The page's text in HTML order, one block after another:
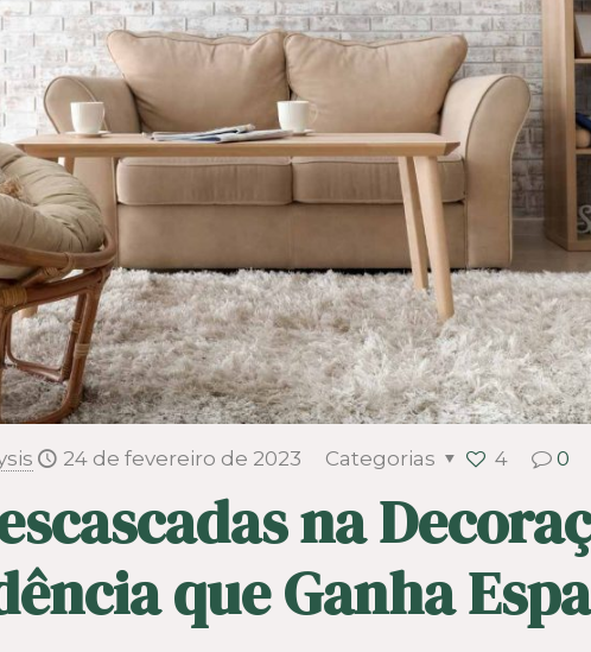
24 de fevereiro de 2023 Categorias 4 0
na
que Ganha